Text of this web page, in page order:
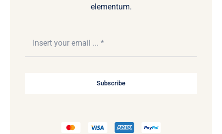
elementum.
Subscribe